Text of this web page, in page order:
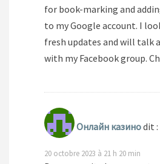
for book-marking and
to my Google account. I
fresh updates and will talk
with my Facebook group.
Онлайн казиноdit :
20 octobre 2023 à 21 h 20 min